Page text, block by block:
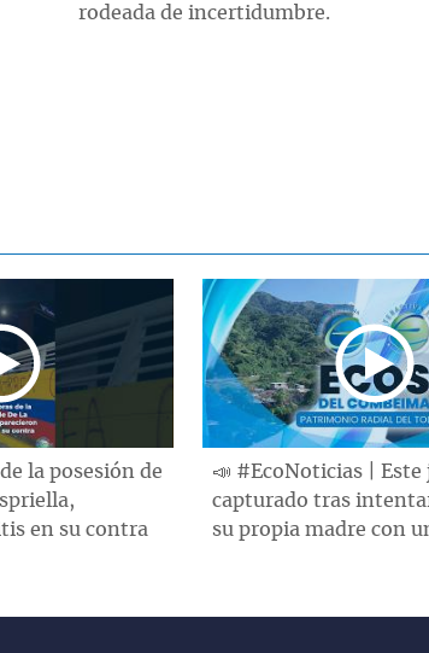
rodeada de incertidumbre.
la posesión de
en su contra
📣 #EcoNoticias | Este
capturado tras
su propia madre con